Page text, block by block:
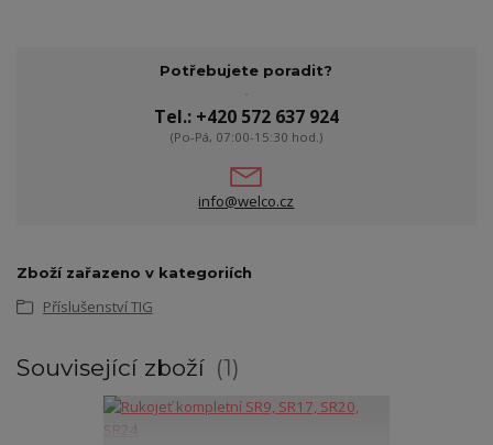
Potřebujete poradit?
Tel.: +420 572 637 924
(Po-Pá, 07:00-15:30 hod.)
info@welco.cz
Zboží zařazeno v kategoriích
Příslušenství TIG
Související zboží 1